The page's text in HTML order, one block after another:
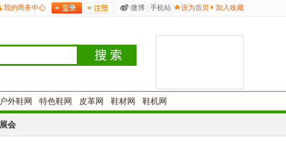
设为首页 加入收藏
手机站
微博
我的商务中心
户外鞋网 特色鞋网 皮革网 鞋材网 鞋机网
展会